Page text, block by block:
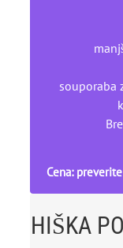
souporaba
Cena:
HIŠKA